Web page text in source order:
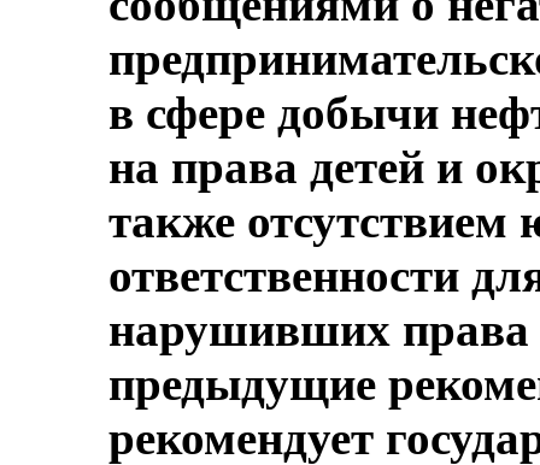
в сфере добычи
на права детей и
также отсутствием
ответственности
нарушивших права
предыдущие
рекомендует